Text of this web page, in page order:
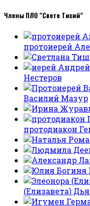
Члены ПЛО "Свете Тихий"
протоиерей
Нестеров
Василий Мазур
протодиакон
(Елизавета)